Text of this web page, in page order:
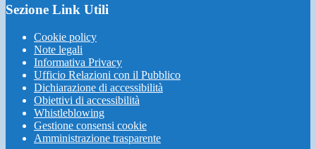
Sezione Link Utili
Cookie policy
Note legali
Informativa Privacy
Ufficio Relazioni con il Pubblico
Dichiarazione di accessibilità
Obiettivi di accessibilità
Whistleblowing
Gestione consensi cookie
Amministrazione trasparente